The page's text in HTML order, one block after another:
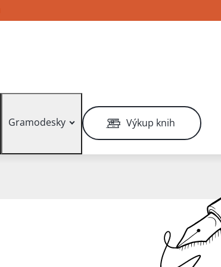
Gramodesky Výkup knih